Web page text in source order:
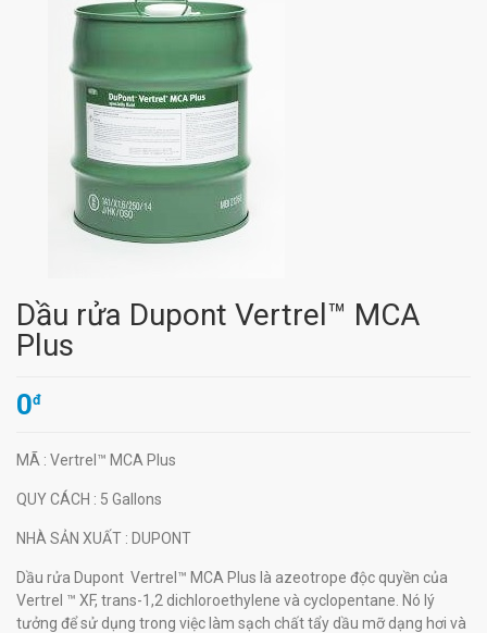
Dầu rửa Dupont Vertrel™ MCA
Plus
0đ
MÃ : Vertrel™ MCA Plus
QUY CÁCH : 5 Gallons
NHÀ SẢN XUẤT : DUPONT
Dầu rửa Dupont Vertrel™ MCA Plus là azeotrope độc quyền của
Vertrel ™ XF, trans-1,2 dichloroethylene và cyclopentane. Nó lý
tưởng để sử dụng trong việc làm sạch chất tẩy dầu mỡ dạng hơi và